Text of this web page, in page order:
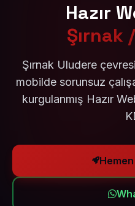
Hazır
Şırnak
Şırnak Uludere
mobilde sorunsuz
kurgulanmış Hazır